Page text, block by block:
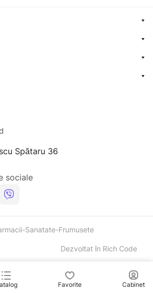
Spătaru 36
sociale
Sanatate-Frumusete
Dezvoltat în Rich Code
Favorite Cabinet